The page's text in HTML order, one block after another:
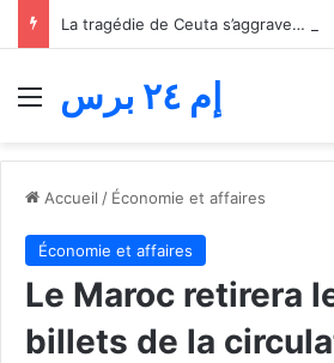
Menu إم ٢٤ برس
Accueil / Économie et affaires
Économie et affaires
Le Maroc retirera
billets de la